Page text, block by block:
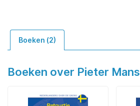
Boeken (2)
Boeken over Pieter Mans